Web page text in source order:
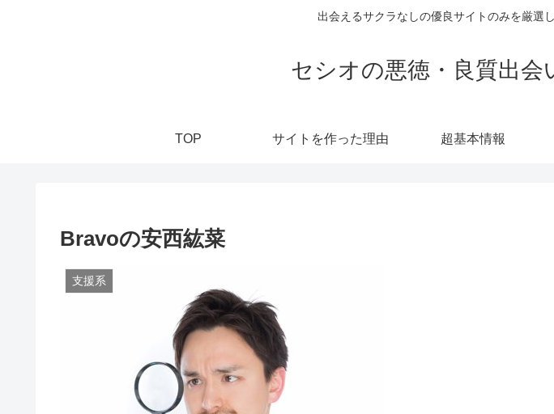
出会えるサクラなしの優良サイトのみを厳選
セシオの悪徳・良質出会
TOP サイトを作った理由 超基本情報
Bravoの安西紘菜
支援系